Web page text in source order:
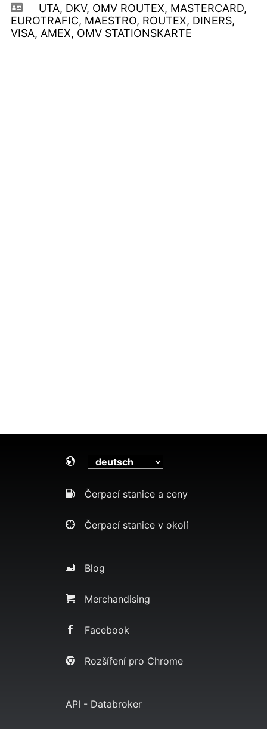
UTA, DKV, OMV ROUTEX, MASTERCARD,
EUROTRAFIC, MAESTRO, ROUTEX, DINERS,
VISA, AMEX, OMV STATIONSKARTE
Čerpací stanice a ceny
Čerpací stanice v okolí
Blog
Merchandising
Facebook
Rozšíření pro Chrome
API - Databroker